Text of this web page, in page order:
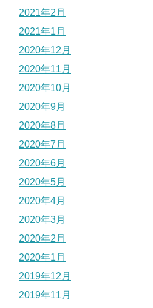
2021年2月
2021年1月
2020年12月
2020年11月
2020年10月
2020年9月
2020年8月
2020年7月
2020年6月
2020年5月
2020年4月
2020年3月
2020年2月
2020年1月
2019年12月
2019年11月